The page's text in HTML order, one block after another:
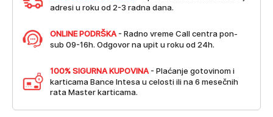
adresi u roku od 2-3 radna dana.
ONLINE PODRŠKA - Radno vreme Call centra pon-
sub 09-16h. Odgovor na upit u roku od 24h.
100% SIGURNA KUPOVINA - Plaćanje gotovinom i
karticama Bance Intesa u celosti ili na 6 mesečnih
rata Master karticama.